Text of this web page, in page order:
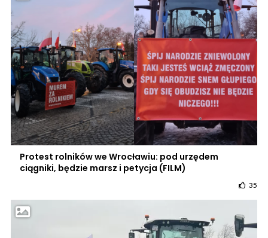
Protest rolników we Wrocławiu: pod urzędem
ciągniki, będzie marsz i petycja (FILM)
35